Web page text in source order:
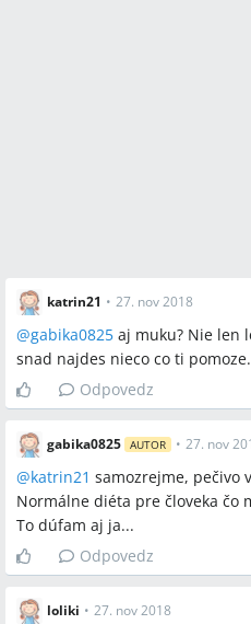
katrin21 • 27. nov 2018
@gabika0825 aj muku? Nie len
snad najdes nieco co ti pomoze.
Odpovedz
gabika0825 AUTOR • 27. nov
@katrin21 samozrejme, pečivo
Normálne diéta pre človeka čo
To dúfam aj ja...
Odpovedz
loliki • 27. nov 2018